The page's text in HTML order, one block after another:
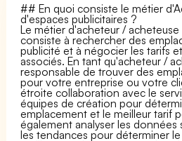
## En quoi consiste le métier
d'espaces publicitaires ?
Le métier d'acheteur /
consiste à rechercher des
publicité et à négocier les tarifs
associés. En tant qu'acheteur /
responsable de trouver des
pour votre entreprise ou votre
étroite collaboration avec le
équipes de création pour
emplacement et le meilleur tarif
également analyser les
les tendances pour déterminer